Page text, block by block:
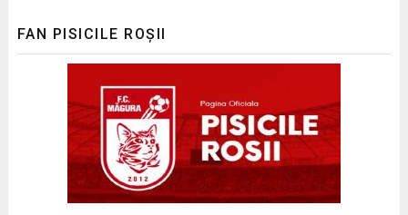
FAN PISICILE ROȘII